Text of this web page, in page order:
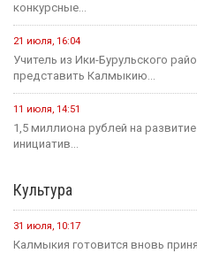
конкурсные...
21 июля, 16:04
Учитель из Ики-Бурульского
представить Калмыкию...
11 июля, 14:51
1,5 миллиона рублей на
инициатив...
Культура
31 июля, 10:17
Калмыкия готовится вновь